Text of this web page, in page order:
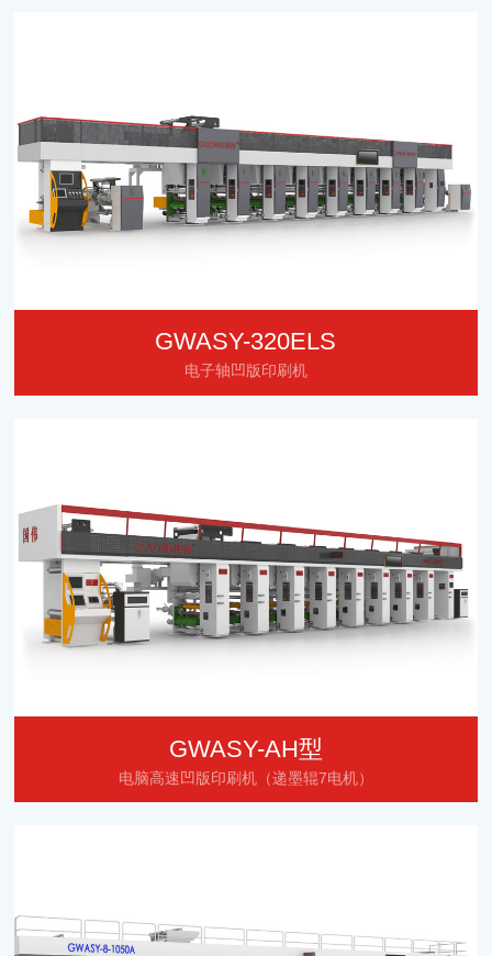
GWASY-320ELS
电子轴凹版印刷机
GWASY-AH型
电脑高速凹版印刷机（递墨辊7电机）